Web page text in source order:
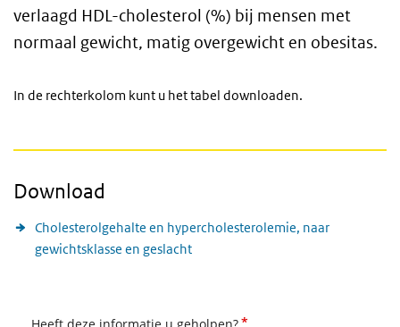
verlaagd HDL-cholesterol (%) bij mensen met
normaal gewicht, matig overgewicht en obesitas.
In de rechterkolom kunt u het tabel downloaden.
Download
Cholesterolgehalte en hypercholesterolemie, naar
gewichtsklasse en geslacht
*